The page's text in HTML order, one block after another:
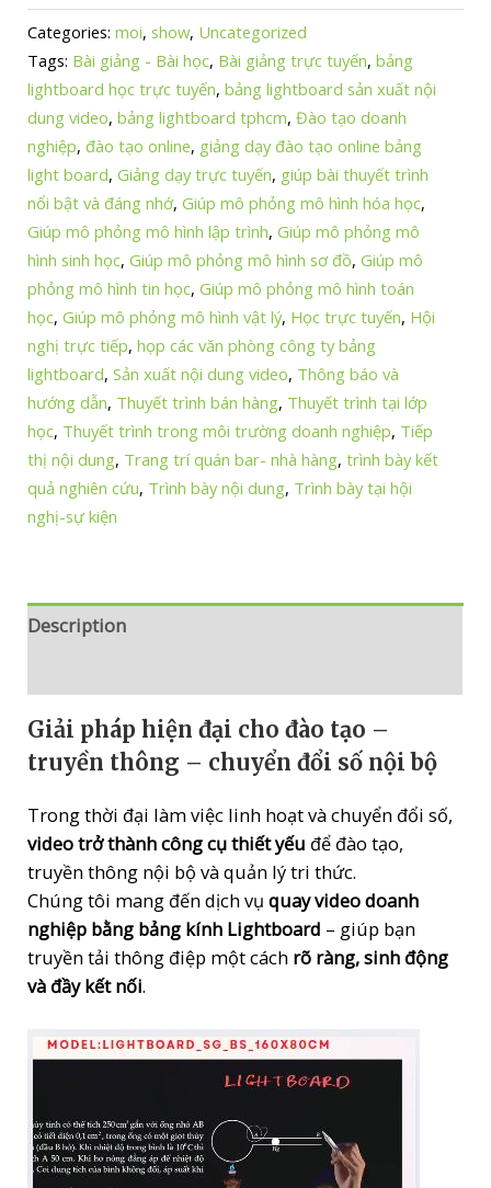
Categories:moi, show, Uncategorized
Tags: Bài giảng - Bài học, Bài giảng trực tuyến,bảng
lightboard học trực tuyến,bảng lightboard sản xuất nội
dung video,bảng lightboard tphcm,Đào tạo doanh
nghiệp,đào tạo online, giảng dạy đào tạo online bảng
light board,Giảng dạy trực tuyến, giúp bài thuyết trình
nổi bật và đáng nhớ,Giúp mô phỏng mô hình hóa học,
Giúp mô phỏng mô hình lập trình,Giúp mô phỏng mô
hình sinh học,Giúp mô phỏng mô hình sơ đồ,Giúp mô
phỏng mô hình tin học,Giúp mô phỏng mô hình toán
học,Giúp mô phỏng mô hình vật lý, Học trực tuyến, Hội
nghị trực tiếp,họp các văn phòng công ty bảng
lightboard,Sản xuất nội dung video, Thông báo và
hướng dẫn, Thuyết trình bán hàng, Thuyết trình tại lớp
học, Thuyết trình trong môi trường doanh nghiệp, Tiếp
thị nội dung, Trang trí quán bar- nhà hàng,trình bày kết
quả nghiên cứu, Trình bày nội dung, Trình bày tại hội
nghị-sự kiện
Description
Giải pháp hiện đại cho đào tạo –
truyền thông – chuyển đổi số nội bộ
Trong thời đại làm việc linh hoạt và chuyển đổi số,
video trở thành công cụ thiết yếu để đào tạo,
truyền thông nội bộ và quản lý tri thức.
Chúng tôi mang đến dịch vụquay video doanh
nghiệp bằng bảng kính Lightboard – giúp bạn
truyền tải thông điệp một cách rõ ràng, sinh động
và đầy kết nối.